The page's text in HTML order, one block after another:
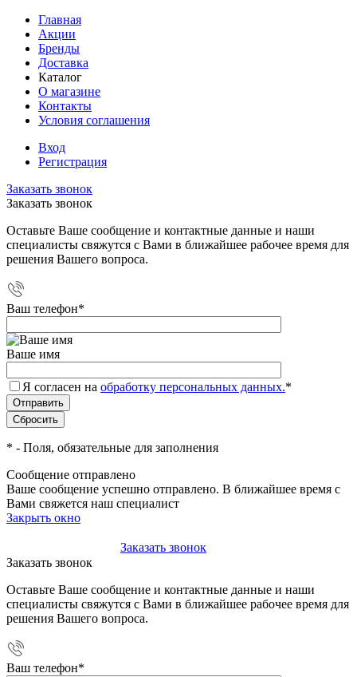
Главная
Акции
Бренды
Доставка
Каталог
О магазине
Контакты
Условия соглашения
Вход
Регистрация
Заказать звонок
Заказать звонок
Оставьте Ваше сообщение и контактные данные и наши
специалисты свяжутся с Вами в ближайшее рабочее время для
решения Вашего вопроса.
Ваш телефон*
Ваше имя
Я согласен на обработку персональных данных.*
* - Поля, обязательные для заполнения
Сообщение отправлено
Ваше сообщение успешно отправлено. В ближайшее время с
Вами свяжется наш специалист
Закрыть окно
Заказать звонок
Заказать звонок
Оставьте Ваше сообщение и контактные данные и наши
специалисты свяжутся с Вами в ближайшее рабочее время для
решения Вашего вопроса.
Ваш телефон*